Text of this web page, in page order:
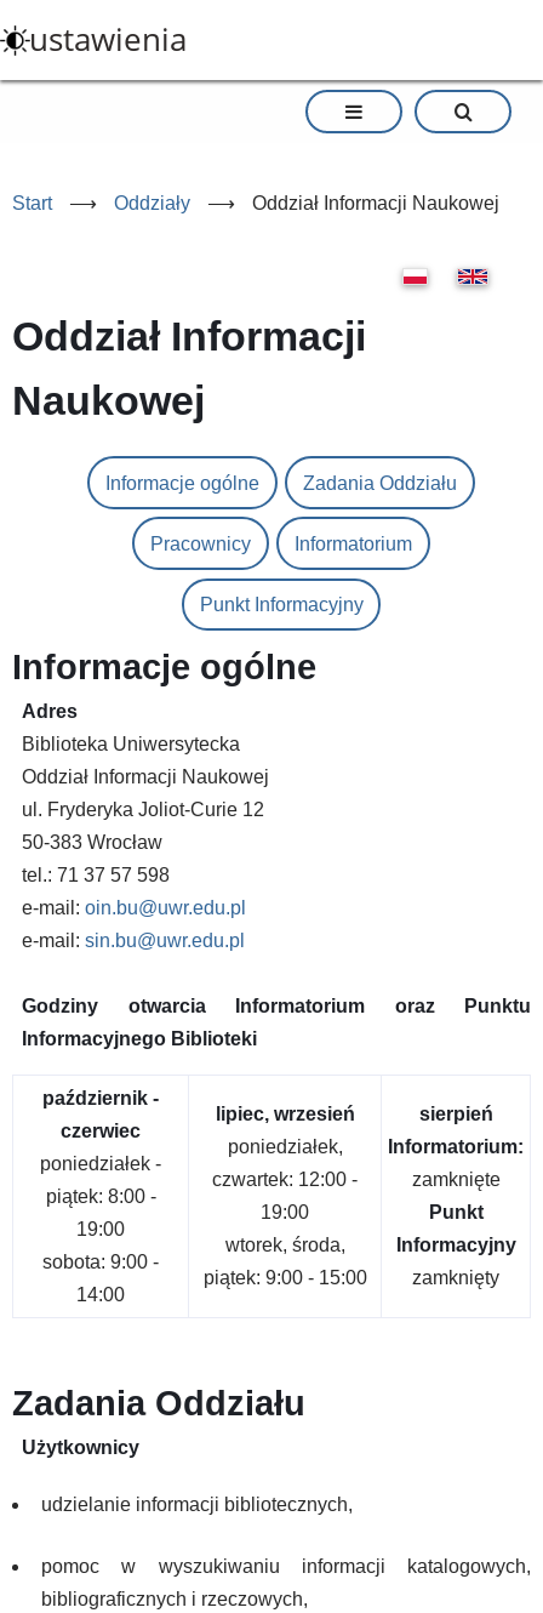
do
treści
ustawienia
Start ⟶ Oddziały ⟶ Oddział Informacji Naukowej
Oddział Informacji
Naukowej
Informacje ogólne Zadania Oddziału
Pracownicy Informatorium
Punkt Informacyjny
Informacje ogólne
Adres
Biblioteka Uniwersytecka
Oddział Informacji Naukowej
ul. Fryderyka Joliot-Curie 12
50-383 Wrocław
tel.: 71 37 57 598
e-mail: oin.bu@uwr.edu.pl
e-mail: sin.bu@uwr.edu.pl
Godziny otwarcia Informatorium oraz Punktu
Informacyjnego Biblioteki
październik -
czerwiec
poniedziałek -
piątek: 8:00 -
19:00
sobota: 9:00 -
14:00
lipiec, wrzesień
poniedziałek,
czwartek: 12:00 -
19:00
wtorek, środa,
piątek: 9:00 - 15:00
sierpień
Informatorium:
zamknięte
Punkt
Informacyjny
zamknięty
Zadania Oddziału
Użytkownicy
udzielanie informacji bibliotecznych,
pomoc w wyszukiwaniu informacji katalogowych,
bibliograficznych i rzeczowych,